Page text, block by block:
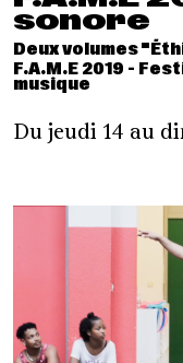
sonore
Deux volumes
F.A.M.E 2019 -
musique
Du jeudi 14 au